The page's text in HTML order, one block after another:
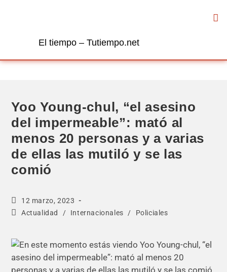
El tiempo – Tutiempo.net
Yoo Young-chul, “el asesino
del impermeable”: mató al
menos 20 personas y a varias
de ellas las mutiló y se las
comió
12 marzo, 2023
Actualidad
/ Internacionales / Policiales